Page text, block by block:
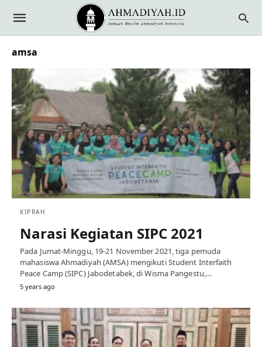
amsa
KIPRAH
Narasi Kegiatan SIPC 2021
Pada Jumat-Minggu, 19-21 November 2021, tiga pemuda
mahasiswa Ahmadiyah (AMSA) mengikuti Student Interfaith
Peace Camp (SIPC) Jabodetabek, di Wisma Pangestu,…
5 years ago